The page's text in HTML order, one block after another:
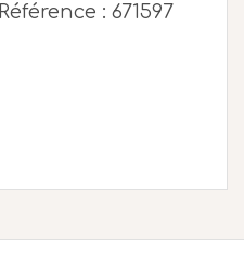
Référence : 671597